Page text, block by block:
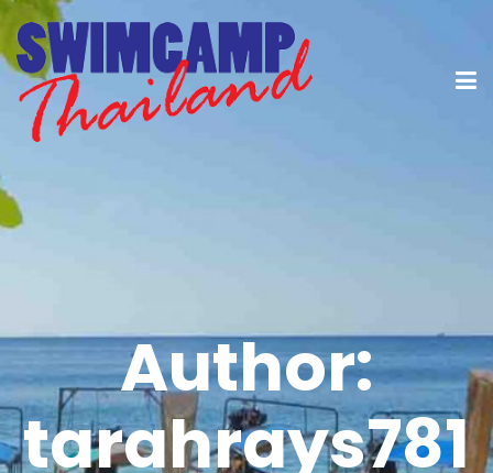
Author:
tarahrays781